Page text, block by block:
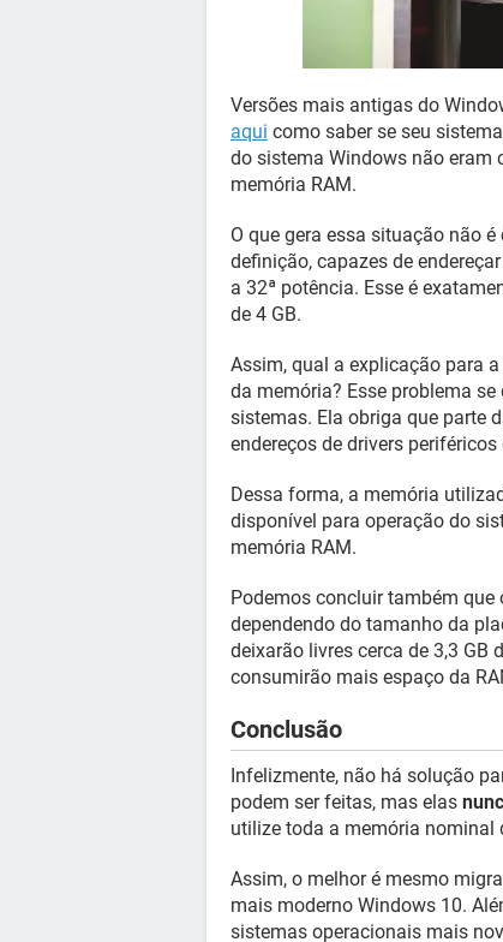
Versões mais antigas do
aqui como saber se seu
do sistema Windows não eram
memória RAM.
O que gera essa situação não
definição, capazes de
a 32ª potência. Esse é
de 4 GB.
Assim, qual a explicação para
da memória? Esse problema se
sistemas. Ela obriga que parte
endereços de drivers periféricos
Dessa forma, a memória
disponível para operação do
memória RAM.
Podemos concluir também
dependendo do tamanho da
deixarão livres cerca de 3,3 GB
consumirão mais espaço da
Conclusão
Infelizmente, não há solução
podem ser feitas, mas elas
utilize toda a memória nominal
Assim, o melhor é mesmo
mais moderno Windows 10.
sistemas operacionais mais